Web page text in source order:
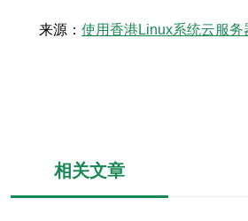
来源： 使用香港Linux系统云服
相关文章